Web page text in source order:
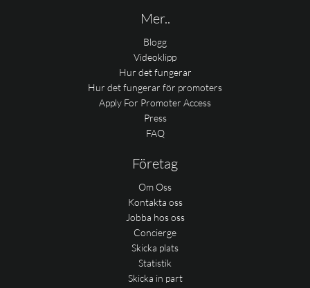
Mer..
Blogg
Videoklipp
Hur det fungerar
Hur det fungerar för promoters
Apply For Promoter Access
Press
FAQ
Företag
Om Oss
Kontakta oss
Jobba hos oss
Concierge
Skicka plats
Statistik
Skicka in part